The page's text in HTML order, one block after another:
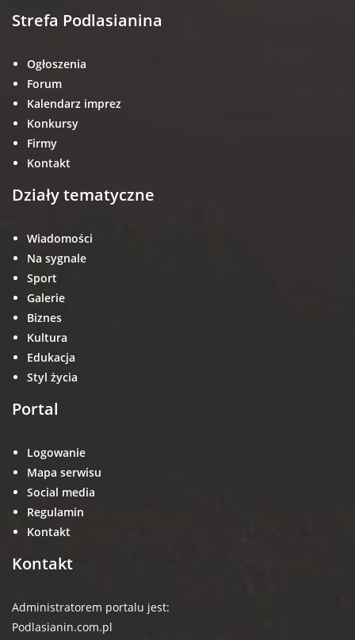
Strefa Podlasianina
Ogłoszenia
Forum
Kalendarz imprez
Konkursy
Firmy
Kontakt
Działy tematyczne
Wiadomości
Na sygnale
Sport
Galerie
Biznes
Kultura
Edukacja
Styl życia
Portal
Logowanie
Mapa serwisu
Social media
Regulamin
Kontakt
Kontakt
Administratorem portalu jest:
Podlasianin.com.pl